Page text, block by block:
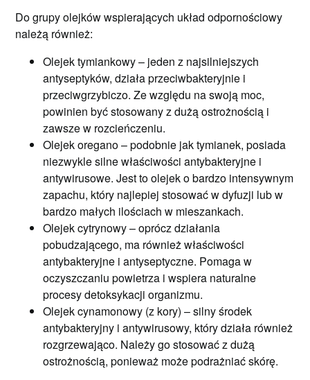
Do grupy olejków wspierających układ odpornościowy
należą również:
Olejek tymiankowy – jeden z najsilniejszych
antyseptyków, działa przeciwbakteryjnie i
przeciwgrzybiczo. Ze względu na swoją moc,
powinien być stosowany z dużą ostrożnością i
zawsze w rozcieńczeniu.
Olejek oregano – podobnie jak tymianek, posiada
niezwykle silne właściwości antybakteryjne i
antywirusowe. Jest to olejek o bardzo intensywnym
zapachu, który najlepiej stosować w dyfuzji lub w
bardzo małych ilościach w mieszankach.
Olejek cytrynowy – oprócz działania
pobudzającego, ma również właściwości
antybakteryjne i antyseptyczne. Pomaga w
oczyszczaniu powietrza i wspiera naturalne
procesy detoksykacji organizmu.
Olejek cynamonowy (z kory) – silny środek
antybakteryjny i antywirusowy, który działa również
rozgrzewająco. Należy go stosować z dużą
ostrożnością, ponieważ może podrażniać skórę.